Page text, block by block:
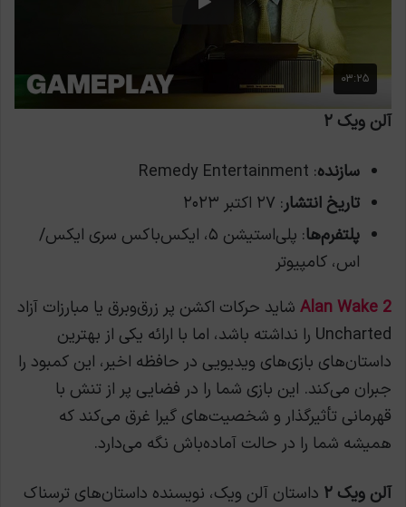
آلن ویک ۲
سازنده: Remedy Entertainment
تاریخ انتشار: ۲۷ اکتبر ۲۰۲۳
پلتفرم‌ها
: پلی‌استیشن ۵، ایکس‌باکس سری ایکس/
اس، کامپیوتر
Alan Wake 2 شاید حرکات اکشن پر زرق‌وبرق یا مبارزات آزاد
Uncharted را نداشته باشد، اما با ارائه یکی از بهترین
داستان‌های بازی‌های ویدیویی در حافظه اخیر، این کمبود را
جبران می‌کند. این بازی شما را در فضایی پر از تنش با
قهرمانی تأثیرگذار و شخصیت‌های گیرا غرق می‌کند که
همیشه شما را در حالت آماده‌باش نگه می‌دارد.
آلن ویک ۲
داستان آلن ویک، نویسنده داستان‌های ترسناک